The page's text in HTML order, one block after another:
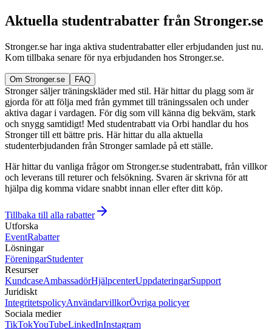
Aktuella studentrabatter från Stronger.se
Stronger.se har inga aktiva studentrabatter eller erbjudanden just nu.
Kom tillbaka senare för nya erbjudanden hos Stronger.se.
Om Stronger.se FAQ
Stronger säljer träningskläder med stil. Här hittar du plagg som är
gjorda för att följa med från gymmet till träningssalen och under
aktiva dagar i vardagen. För dig som vill känna dig bekväm, stark
och snygg samtidigt! Med studentrabatt via Orbi handlar du hos
Stronger till ett bättre pris. Här hittar du alla aktuella
studenterbjudanden från Stronger samlade på ett ställe.
Här hittar du vanliga frågor om Stronger.se studentrabatt, från villkor
och leverans till returer och felsökning. Svaren är skrivna för att
hjälpa dig komma vidare snabbt innan eller efter ditt köp.
Tillbaka till alla rabatter
Utforska
EventRabatter
Lösningar
FöreningarStudenter
Resurser
KundcaseAmbassadörHjälpcenterUppdateringarSupport
Juridiskt
IntegritetspolicyAnvändarvillkorÖvriga policyer
Sociala medier
TikTokYouTubeLinkedInInstagram